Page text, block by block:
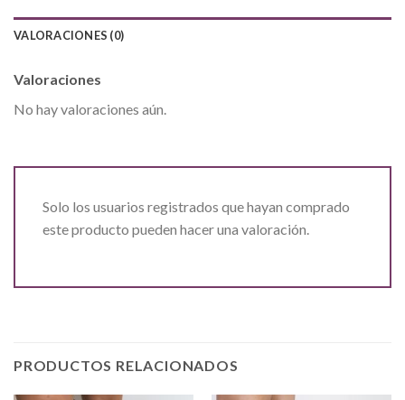
VALORACIONES (0)
Valoraciones
No hay valoraciones aún.
Solo los usuarios registrados que hayan comprado
este producto pueden hacer una valoración.
PRODUCTOS RELACIONADOS